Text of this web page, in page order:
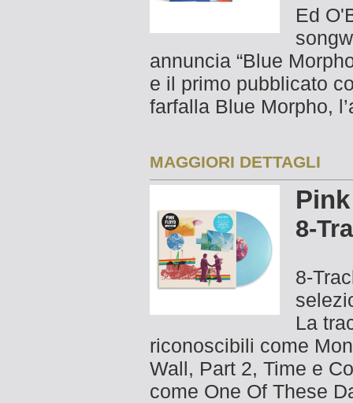
Ed
annuncia “Blue
e il primo pubblicato
farfalla Blue Morpho,
MAGGIORI DETTAGLI
8-
8-
La
riconoscibili come
Wall, Part 2, Time e
come One Of These